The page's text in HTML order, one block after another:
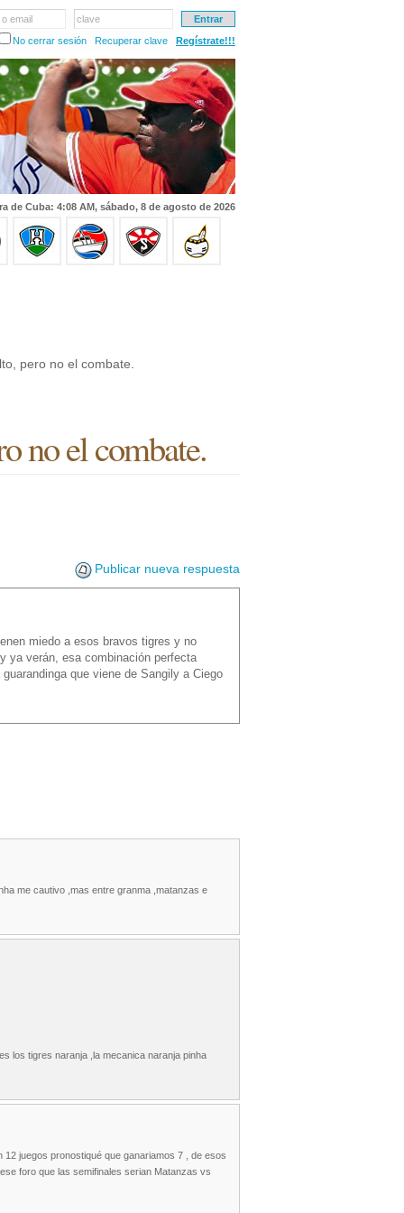
email
clave
No cerrar sesión
Recuperar clave Regístrate!!!
de Cuba: 4:08 AM, sábado, 8 de agosto de 2026
pero no el combate.
no el combate.
Publicar nueva respuesta
miedo a esos bravos tigres y no
ya verán, esa combinación perfecta
que viene de Sangily a Ciego
me cautivo ,mas entre granma ,matanzas e
los tigres naranja ,la mecanica naranja pinha
juegos pronostiqué que ganariamos 7 , de esos
foro que las semifinales serian Matanzas vs